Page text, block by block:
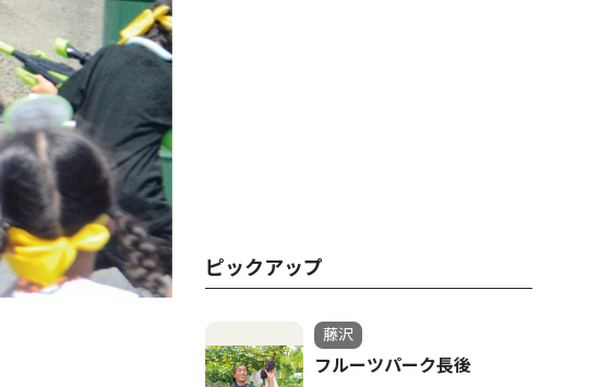
ピックアップ
藤沢
フルーツパーク長後